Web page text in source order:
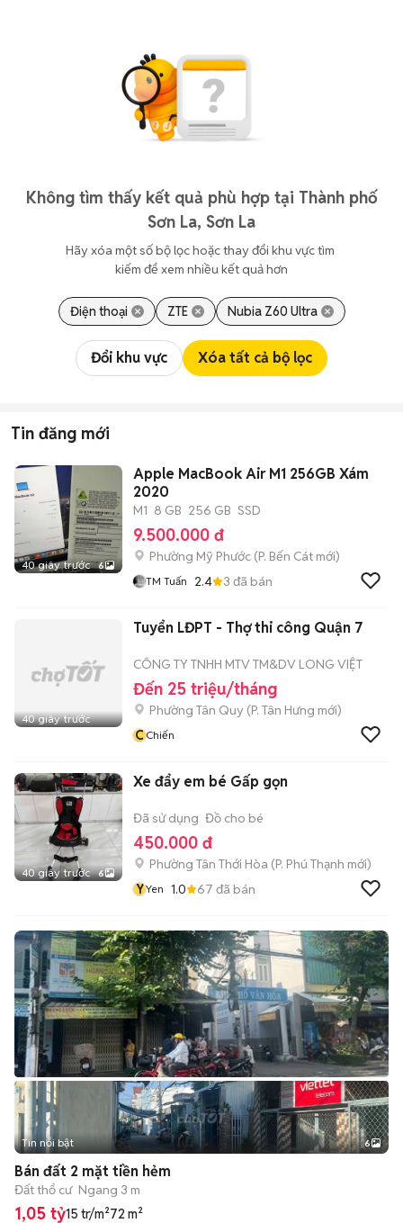
Không tìm thấy kết quả phù hợp tại Thành phố
Sơn La, Sơn La
Hãy xóa một số bộ lọc hoặc thay đổi khu vực tìm
kiếm để xem nhiều kết quả hơn
Điện thoại ZTE Nubia Z60 Ultra
Đổi khu vực Xóa tất cả bộ lọc
Tin đăng mới
40 giây trước 6
Apple MacBook Air M1 256GB Xám
2020
M1 8 GB 256 GB SSD
9.500.000 đ
Phường Mỹ Phước (P. Bến Cát mới)
TM Tuấn 2.4 3 đã bán
40 giây trước
Tuyển LĐPT - Thợ thi công Quận 7
CÔNG TY TNHH MTV TM&DV LONG VIỆT
Đến 25 triệu/tháng
Phường Tân Quy (P. Tân Hưng mới)
CChiến
40 giây trước 6
Xe đẩy em bé Gấp gọn
Đã sử dụng Đồ cho bé
450.000 đ
Phường Tân Thới Hòa (P. Phú Thạnh mới)
YYen 1.0 67 đã bán
+2
Tin nổi bật 6
Bán đất 2 mặt tiền hẻm
Đất thổ cư Ngang 3 m
1,05 tỷ15 tr/m²72 m²